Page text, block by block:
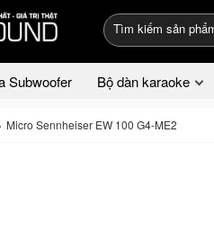
Subwoofer Bộ dàn karaoke
Micro Sennheiser EW 100 G4-ME2